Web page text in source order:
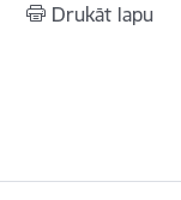
Drukāt lapu